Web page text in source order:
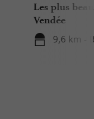
Les plus
Vendée
9,6 km -